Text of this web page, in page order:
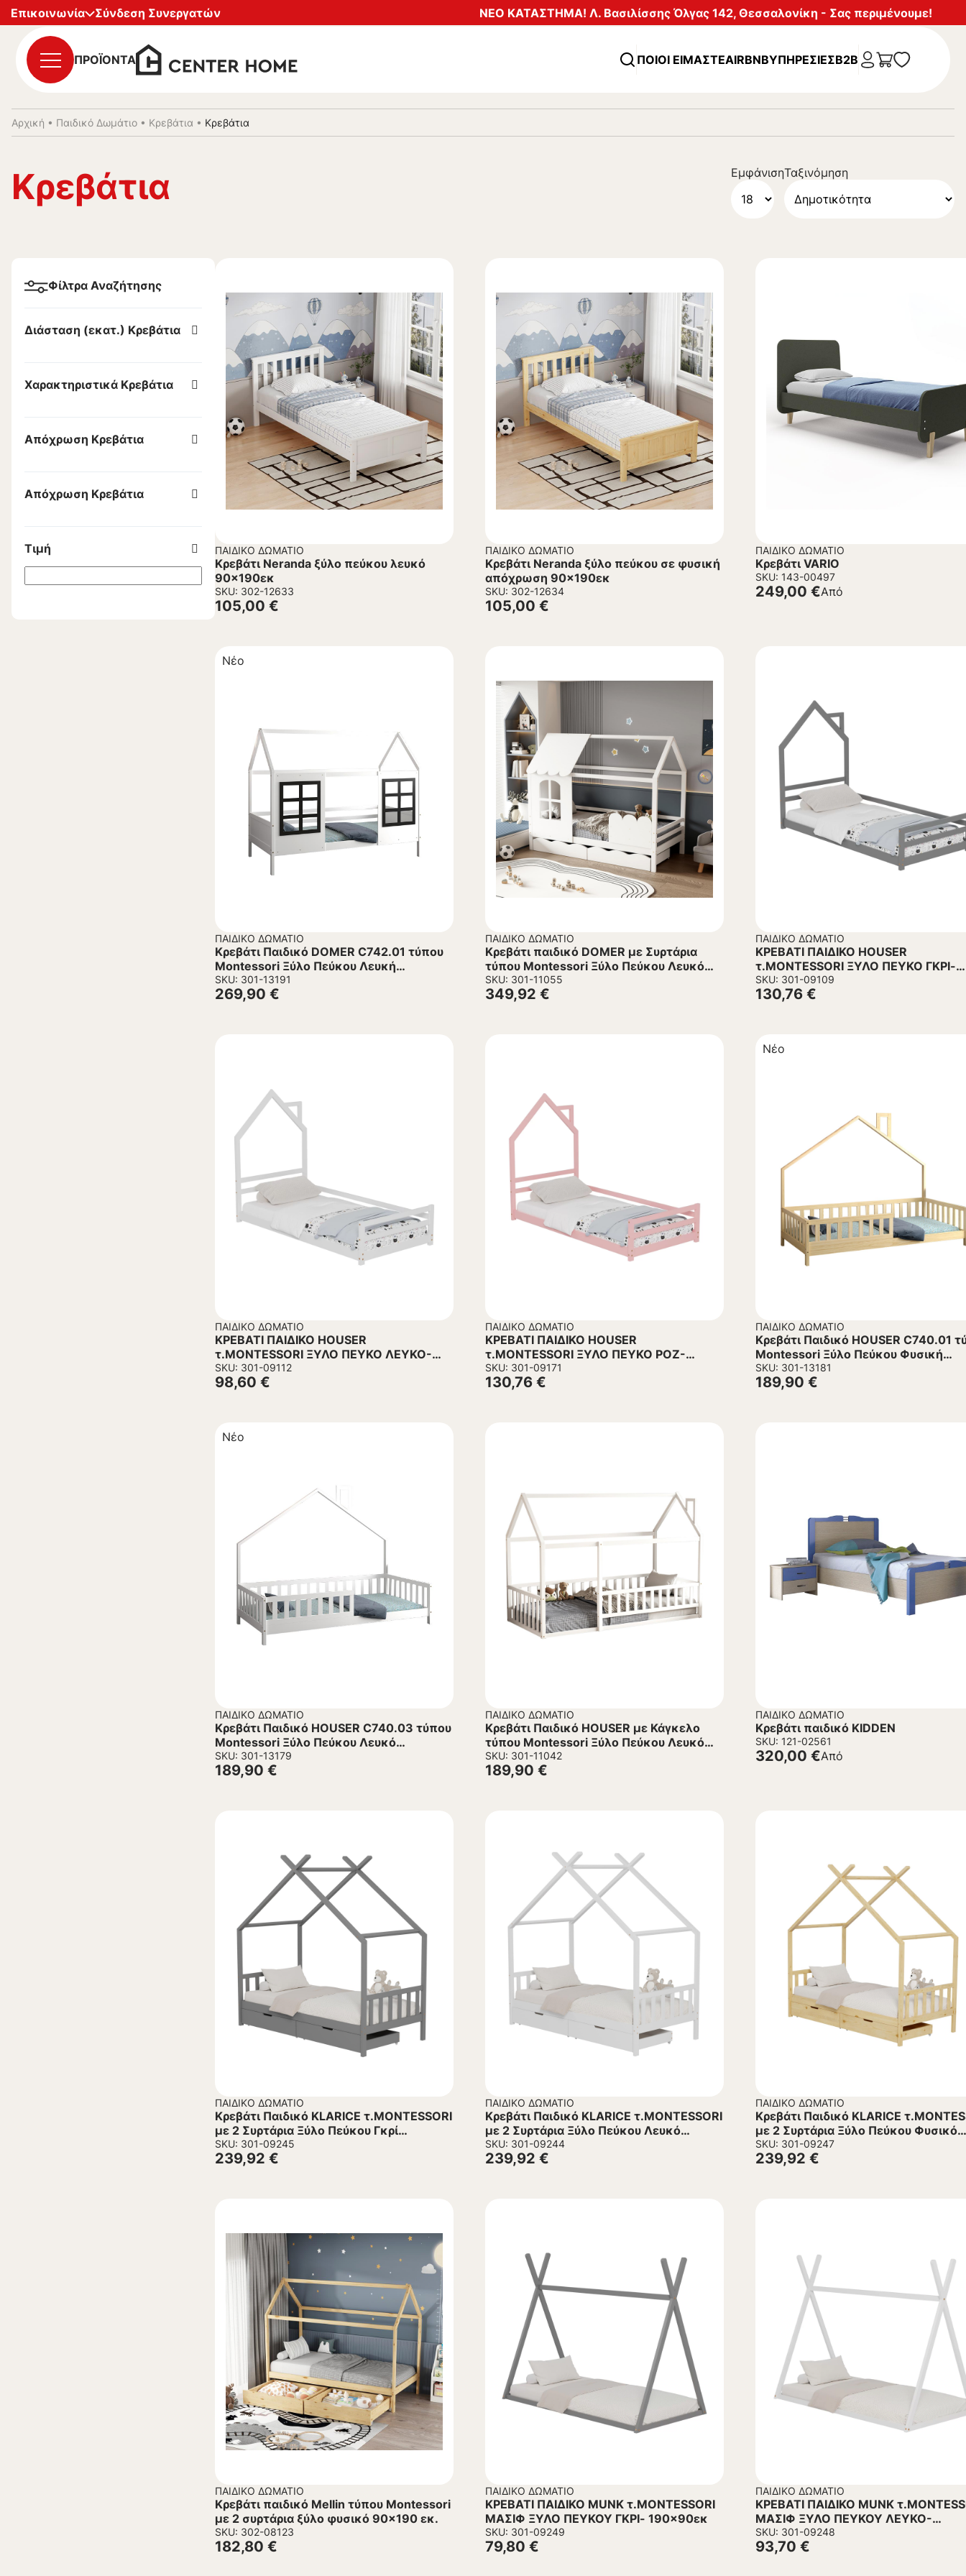
Επικοινωνία
Σύνδεση Συνεργατών ΝΕΟ ΚΑΤΑΣΤΗΜΑ! Λ. Βασιλίσσης Όλγας 142, Θεσσαλονίκη - Σας περιμένουμε!
ΠΡΟΪΟΝΤΑ ΠΟΙΟΙ ΕΙΜΑΣΤΕAIRBNBΥΠΗΡΕΣΊΕΣB2B
Αρχική • Παιδικό Δωμάτιο • Κρεβάτια • Κρεβάτια
Κρεβάτια ΕμφάνισηΤαξινόμηση
Φίλτρα Αναζήτησης
Διάσταση (εκατ.) Κρεβάτια
Χαρακτηριστικά Κρεβάτια
Απόχρωση Κρεβάτια
Απόχρωση Κρεβάτια
Τιμή ΠΑΙΔΙΚΌ ΔΩΜΆΤΙΟ
Κρεβάτι Neranda ξύλο πεύκου λευκό
90×190εκ
SKU: 302-12633
105,00 €
ΠΑΙΔΙΚΌ ΔΩΜΆΤΙΟ
Κρεβάτι Neranda ξύλο πεύκου σε φυσική
απόχρωση 90×190εκ
SKU: 302-12634
105,00 €
ΠΑΙΔΙΚΌ ΔΩΜΆΤΙΟ
Κρεβάτι VARIO
SKU: 143-00497
Από
249,00 €
Νέο
ΠΑΙΔΙΚΌ ΔΩΜΆΤΙΟ
Κρεβάτι Παιδικό DOMER C742.01 τύπου
Montessori Ξύλο Πεύκου Λευκή
απόχρωση 90×190εκ.
SKU: 301-13191
269,90 €
ΠΑΙΔΙΚΌ ΔΩΜΆΤΙΟ
Κρεβάτι παιδικό DOMER με Συρτάρια
τύπου Montessori Ξύλο Πεύκου Λευκό
90×190 εκ.
SKU: 301-11055
349,92 €
ΠΑΙΔΙΚΌ ΔΩΜΆΤΙΟ
ΚΡΕΒΑΤΙ ΠΑΙΔΙΚΟ HOUSER
τ.MONTESSORI ΞΥΛΟ ΠΕΥΚΟ ΓΚΡΙ-
190×90εκ
SKU: 301-09109
130,76 €
ΠΑΙΔΙΚΌ ΔΩΜΆΤΙΟ
ΚΡΕΒΑΤΙ ΠΑΙΔΙΚΟ HOUSER
τ.MONTESSORI ΞΥΛΟ ΠΕΥΚΟ ΛΕΥΚΟ-
190×90εκ
SKU: 301-09112
98,60 €
ΠΑΙΔΙΚΌ ΔΩΜΆΤΙΟ
ΚΡΕΒΑΤΙ ΠΑΙΔΙΚΟ HOUSER
τ.MONTESSORI ΞΥΛΟ ΠΕΥΚΟ ΡΟΖ-
190×90εκ
SKU: 301-09171
130,76 €
Νέο
ΠΑΙΔΙΚΌ ΔΩΜΆΤΙΟ
Κρεβάτι Παιδικό HOUSER C740.01
Montessori Ξύλο Πεύκου Φυσική
απόχρωση 90×190εκ.
SKU: 301-13181
189,90 €
Νέο
ΠΑΙΔΙΚΌ ΔΩΜΆΤΙΟ
Κρεβάτι Παιδικό HOUSER C740.03 τύπου
Montessori Ξύλο Πεύκου Λευκό
90×190εκ.
SKU: 301-13179
189,90 €
ΠΑΙΔΙΚΌ ΔΩΜΆΤΙΟ
Κρεβάτι Παιδικό HOUSER με Κάγκελο
τύπου Montessori Ξύλο Πεύκου Λευκό
190×90 εκ.
SKU: 301-11042
189,90 €
ΠΑΙΔΙΚΌ ΔΩΜΆΤΙΟ
Κρεβάτι παιδικό KIDDEN
SKU: 121-02561
Από
320,00 €
ΠΑΙΔΙΚΌ ΔΩΜΆΤΙΟ
Κρεβάτι Παιδικό KLARICE τ.MONTESSORI
με 2 Συρτάρια Ξύλο Πεύκου Γκρί
90×190εκ.
SKU: 301-09245
239,92 €
ΠΑΙΔΙΚΌ ΔΩΜΆΤΙΟ
Κρεβάτι Παιδικό KLARICE τ.MONTESSORI
με 2 Συρτάρια Ξύλο Πεύκου Λευκό
90×190εκ.
SKU: 301-09244
239,92 €
ΠΑΙΔΙΚΌ ΔΩΜΆΤΙΟ
Κρεβάτι Παιδικό KLARICE
με 2 Συρτάρια Ξύλο Πεύκου Φυσικό
90×190εκ.
SKU: 301-09247
239,92 €
ΠΑΙΔΙΚΌ ΔΩΜΆΤΙΟ
Κρεβάτι παιδικό Mellin τύπου Montessori
με 2 συρτάρια ξύλο φυσικό 90×190 εκ.
SKU: 302-08123
182,80 €
ΠΑΙΔΙΚΌ ΔΩΜΆΤΙΟ
ΚΡΕΒΑΤΙ ΠΑΙΔΙΚΟ MUNK τ.MONTESSORI
ΜΑΣΙΦ ΞΥΛΟ ΠΕΥΚΟΥ ΓΚΡΙ- 190×90εκ
SKU: 301-09249
79,80 €
ΠΑΙΔΙΚΌ ΔΩΜΆΤΙΟ
ΚΡΕΒΑΤΙ ΠΑΙΔΙΚΟ MUNK τ.MONTESSORI
ΜΑΣΙΦ ΞΥΛΟ ΠΕΥΚΟΥ ΛΕΥΚΟ-
190×90εκ
SKU: 301-09248
93,70 €